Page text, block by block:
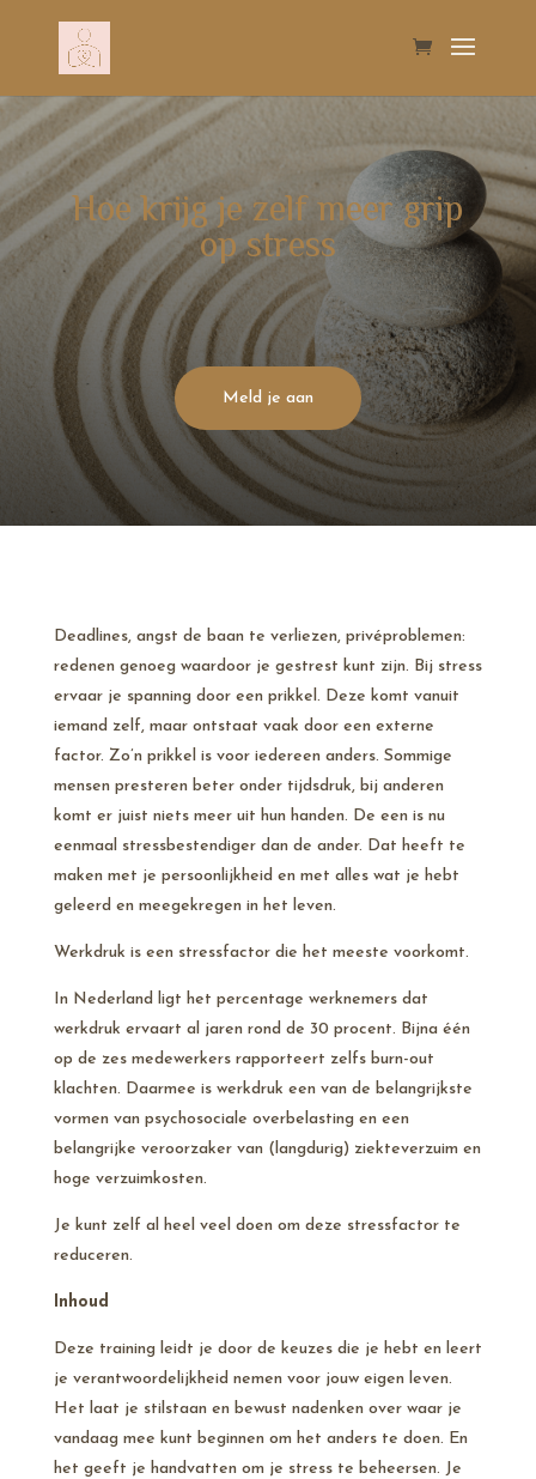
Hoe krijg je zelf meer grip
op stress
Meld je aan
Deadlines, angst de baan te verliezen, privéproblemen:
redenen genoeg waardoor je gestrest kunt zijn. Bij stress
ervaar je spanning door een prikkel. Deze komt vanuit
iemand zelf, maar ontstaat vaak door een externe
factor. Zo’n prikkel is voor iedereen anders. Sommige
mensen presteren beter onder tijdsdruk, bij anderen
komt er juist niets meer uit hun handen. De een is nu
eenmaal stressbestendiger dan de ander. Dat heeft te
maken met je persoonlijkheid en met alles wat je hebt
geleerd en meegekregen in het leven.
Werkdruk is een stressfactor die het meeste voorkomt.
In Nederland ligt het percentage werknemers dat
werkdruk ervaart al jaren rond de 30 procent. Bijna één
op de zes medewerkers rapporteert zelfs burn-out
klachten. Daarmee is werkdruk een van de belangrijkste
vormen van psychosociale overbelasting en een
belangrijke veroorzaker van (langdurig) ziekteverzuim en
hoge verzuimkosten.
Je kunt zelf al heel veel doen om deze stressfactor te
reduceren.
Inhoud
Deze training leidt je door de keuzes die je hebt en leert
je verantwoordelijkheid nemen voor jouw eigen leven.
Het laat je stilstaan en bewust nadenken over waar je
vandaag mee kunt beginnen om het anders te doen. En
het geeft je handvatten om je stress te beheersen. Je